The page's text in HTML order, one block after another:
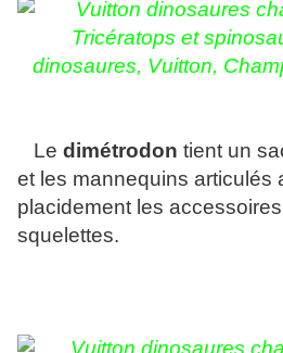
Tricératops et
dinosaures, Vuitton,
Le dimétrodon tient un
et les mannequins articulés
placidement les
squelettes.